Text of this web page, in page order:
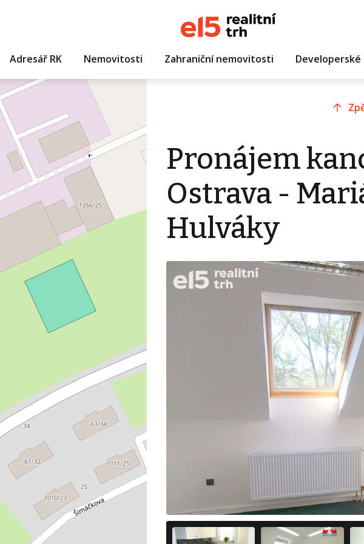
Adresář RK Nemovitosti Zahraniční nemovitosti
Pronájem
Ostrava -
Hulváky